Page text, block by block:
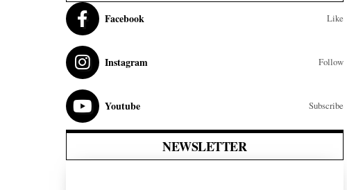
Facebook Like
Instagram Follow
Youtube Subscribe
NEWSLETTER